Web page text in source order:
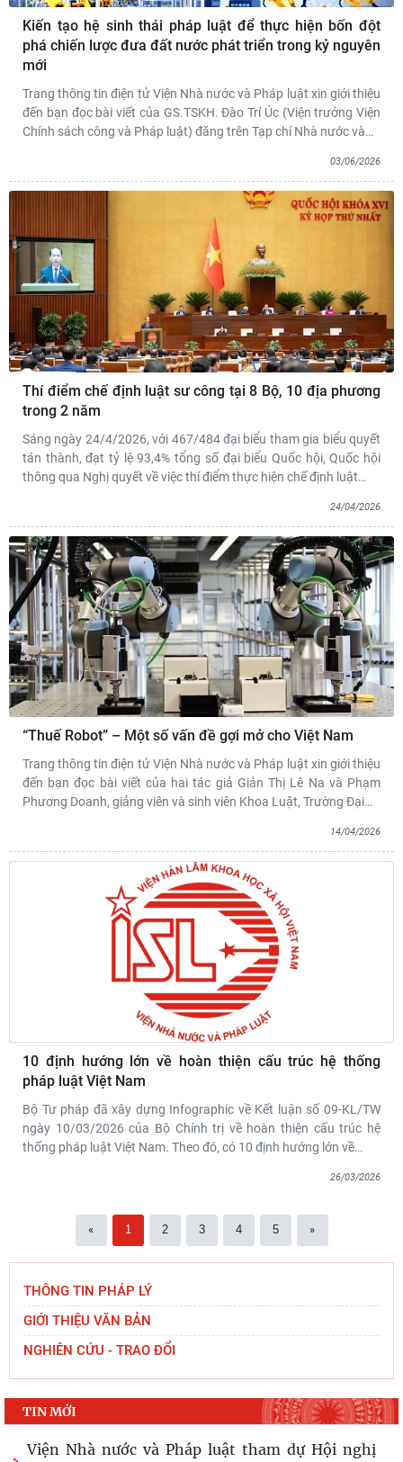
Kiến tạo hệ sinh thái pháp luật để thực hiện bốn đột
phá chiến lược đưa đất nước phát triển trong kỷ nguyên
mới
Trang thông tin điện tử Viện Nhà nước và Pháp luật xin giới thiệu
đến bạn đọc bài viết của GS.TSKH. Đào Trí Úc (Viện trưởng Viện
Chính sách công và Pháp luật) đăng trên Tạp chí Nhà nước và…
03/06/2026
Thí điểm chế định luật sư công tại 8 Bộ, 10 địa phương
trong 2 năm
Sáng ngày 24/4/2026, với 467/484 đại biểu tham gia biểu quyết
tán thành, đạt tỷ lệ 93,4% tổng số đại biểu Quốc hội, Quốc hội
thông qua Nghị quyết về việc thí điểm thực hiện chế định luật…
24/04/2026
“Thuế Robot” – Một số vấn đề gợi mở cho Việt Nam
Trang thông tin điện tử Viện Nhà nước và Pháp luật xin giới thiệu
đến bạn đọc bài viết của hai tác giả Giản Thị Lê Na và Phạm
Phương Doanh, giảng viên và sinh viên Khoa Luật, Trường Đại…
14/04/2026
10 định hướng lớn về hoàn thiện cấu trúc hệ thống
pháp luật Việt Nam
Bộ Tư pháp đã xây dựng Infographic về Kết luận số 09-KL/TW
ngày 10/03/2026 của Bộ Chính trị về hoàn thiện cấu trúc hệ
thống pháp luật Việt Nam. Theo đó, có 10 định hướng lớn về…
26/03/2026
« 1 2 3 4 5 »
THÔNG TIN PHÁP LÝ
GIỚI THIỆU VĂN BẢN
NGHIÊN CỨU - TRAO ĐỔI
TIN MỚI
Viện Nhà nước và Pháp luật tham dự Hội nghị